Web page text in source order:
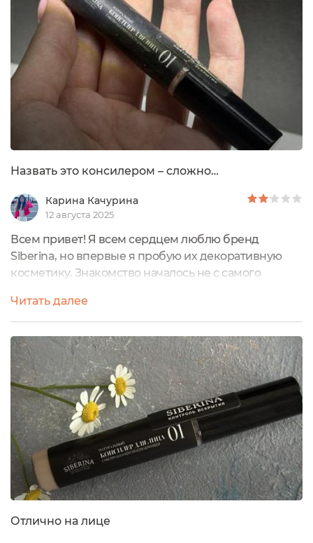
КОМПЛЕКСОМ ЦЕРАМИДОВ Натуральный и
естественный...
Назвать это консилером – сложно…
Карина Качурина
12 августа 2025
Всем привет! Я всем сердцем люблю бренд
Siberina, но впервые я пробую их декоративную
косметику. Знакомство началось не с самого
почему. К внешнему виду нет никаких нареканий,
очень удобная форма консилера, напоминающая
блеск, еще и с кисточкой – мне нравится и
комфортно а использовании. Натуральный состав,
что очень редко можно встретить в декоративной...
Читать далее
Отлично на лице